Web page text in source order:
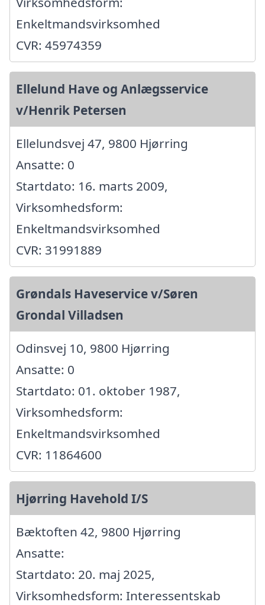
Enkeltmandsvirksomhed
CVR: 45974359
Ellelund Have og Anlægsservice
v/Henrik Petersen
Ellelundsvej 47, 9800 Hjørring
Ansatte: 0
Startdato: 16. marts 2009,
Virksomhedsform:
Enkeltmandsvirksomhed
CVR: 31991889
Grøndals Haveservice v/Søren
Grondal Villadsen
Odinsvej 10, 9800 Hjørring
Ansatte: 0
Startdato: 01. oktober 1987,
Virksomhedsform:
Enkeltmandsvirksomhed
CVR: 11864600
Hjørring Havehold I/S
Bæktoften 42, 9800 Hjørring
Ansatte:
Startdato: 20. maj 2025,
Virksomhedsform: Interessentskab